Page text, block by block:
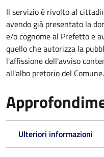
Il servizio è rivolto al
avendo già presentato la
e/o cognome al Prefetto e
quello che autorizza la
l'affissione dell'avviso
all'albo pretorio del Comune.
Ulteriori informazioni